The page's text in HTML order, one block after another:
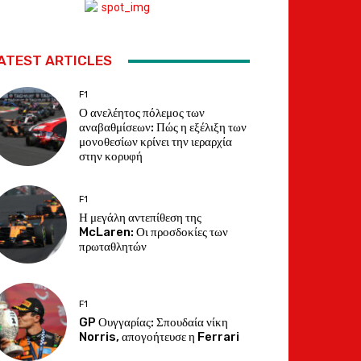
ARTICLES
F1
Ο ανελέητος πόλεμος των
αναβαθμίσεων: Πώς η εξέλιξη των
μονοθεσίων κρίνει την ιεραρχία
στην κορυφή
F1
Η μεγάλη αντεπίθεση της
McLaren: Οι προσδοκίες των
πρωταθλητών
F1
GP Ουγγαρίας: Σπουδαία νίκη
Norris, απογοήτευσε η Ferrari